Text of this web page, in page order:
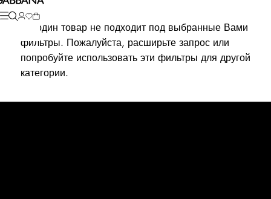
Ни один товар не подходит под выбранные Вами
фильтры. Пожалуйста, расширьте запрос или
попробуйте использовать эти фильтры для другой
категории.